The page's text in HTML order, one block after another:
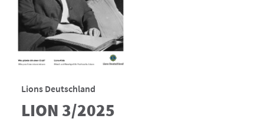
Lions Deutschland
LION 3/2025